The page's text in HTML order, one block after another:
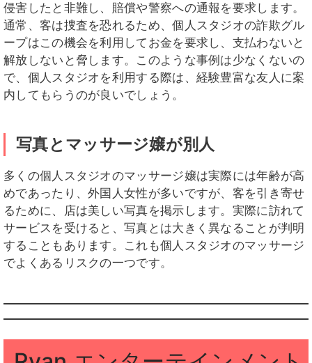
侵害したと非難し、賠償や警察への通報を要求します。
通常、客は捜査を恐れるため、個人スタジオの詐欺グル
ープはこの機会を利用してお金を要求し、支払わないと
解放しないと脅します。このような事例は少なくないの
で、個人スタジオを利用する際は、経験豊富な友人に案
内してもらうのが良いでしょう。
写真とマッサージ嬢が別人
多くの個人スタジオのマッサージ嬢は実際には年齢が高
めであったり、外国人女性が多いですが、客を引き寄せ
るために、店は美しい写真を掲示します。実際に訪れて
サービスを受けると、写真とは大きく異なることが判明
することもあります。これも個人スタジオのマッサージ
でよくあるリスクの一つです。